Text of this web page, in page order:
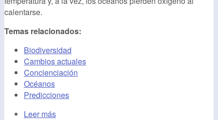
calentarse.
Temas relacionados:
Biodiversidad
Cambios actuales
Concienciación
Océanos
Predicciones
Leer más